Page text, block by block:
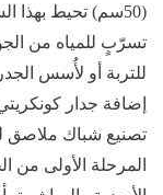
(50سم) تحيط بهذا
تسرّبٍ للمياه من
للتربة أو لأُسس
إضافة جدار
تصنيع شباك ملاصق